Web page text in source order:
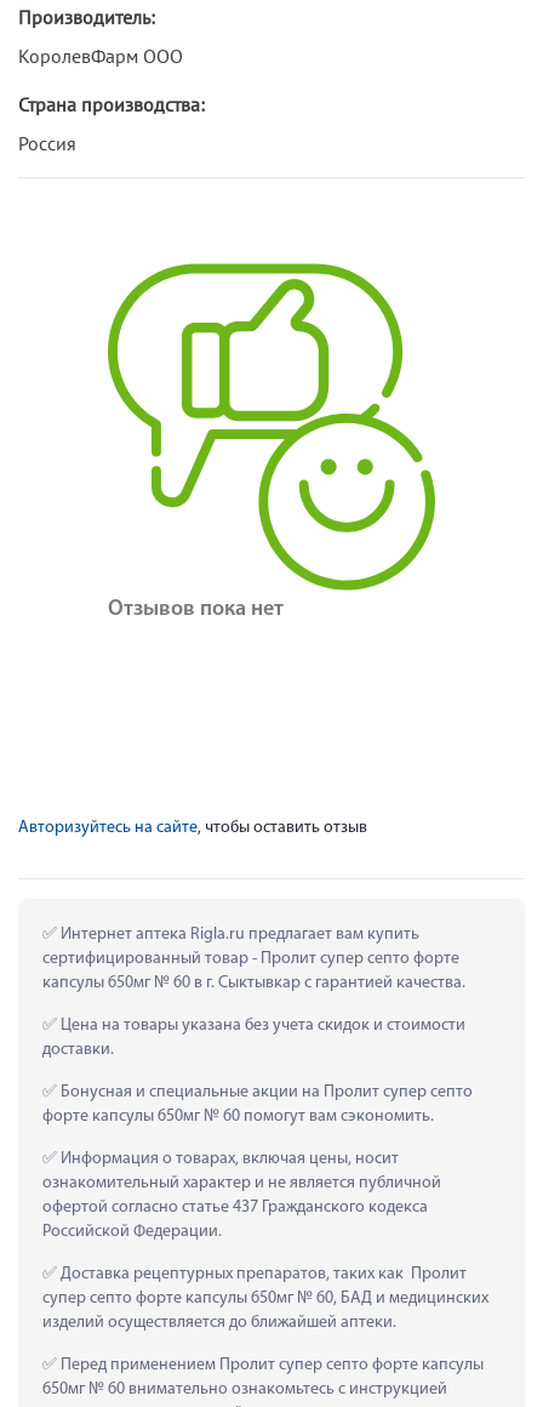
Производитель:
КоролевФарм ООО
Страна производства:
Россия
Отзывов пока нет
Авторизуйтесь на сайте, чтобы оставить отзыв
Интернет аптека Rigla.ru предлагает вам купить
сертифицированный товар - Пролит супер септо форте
капсулы 650мг № 60 в г. Сыктывкар с гарантией качества.
Цена на товары указана без учета скидок и стоимости
доставки.
Бонусная и специальные акции на Пролит супер септо
форте капсулы 650мг № 60 помогут вам сэкономить.
Информация о товарах, включая цены, носит
ознакомительный характер и не является публичной
офертой согласно статье 437 Гражданского кодекса
Российской Федерации.
Доставка рецептурных препаратов, таких как  Пролит
супер септо форте капсулы 650мг № 60, БАД и медицинских
изделий осуществляется до ближайшей аптеки.
Перед применением Пролит супер септо форте капсулы
650мг № 60 внимательно ознакомьтесь с инструкцией